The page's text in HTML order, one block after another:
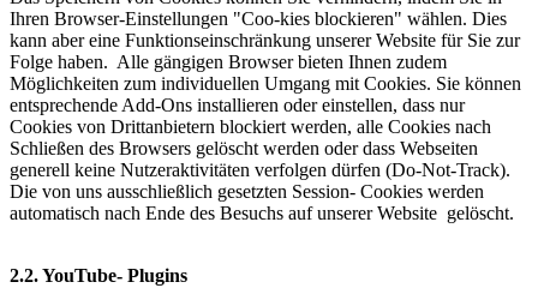
Ihren Browser-Einstellungen "Coo-kies blockieren" wählen. Dies
kann aber eine Funktionseinschränkung unserer Website für Sie zur
Folge haben. Alle gängigen Browser bieten Ihnen zudem
Möglichkeiten zum individuellen Umgang mit Cookies. Sie können
entsprechende Add-Ons installieren oder einstellen, dass nur
Cookies von Drittanbietern blockiert werden, alle Cookies nach
Schließen des Browsers gelöscht werden oder dass Webseiten
generell keine Nutzeraktivitäten verfolgen dürfen (Do-Not-Track).
Die von uns ausschließlich gesetzten Session- Cookies werden
automatisch nach Ende des Besuchs auf unserer Website gelöscht.
2.2. YouTube- Plugins